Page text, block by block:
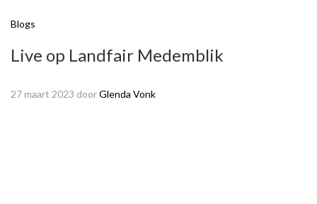
Blogs
Live op Landfair Medemblik
27 maart 2023 doorGlenda Vonk